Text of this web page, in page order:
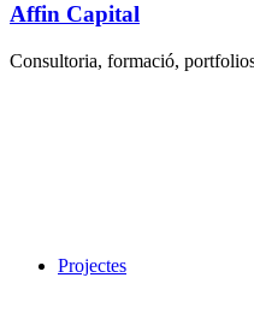
Projectes
Affin Capital
Consultoria, formació,